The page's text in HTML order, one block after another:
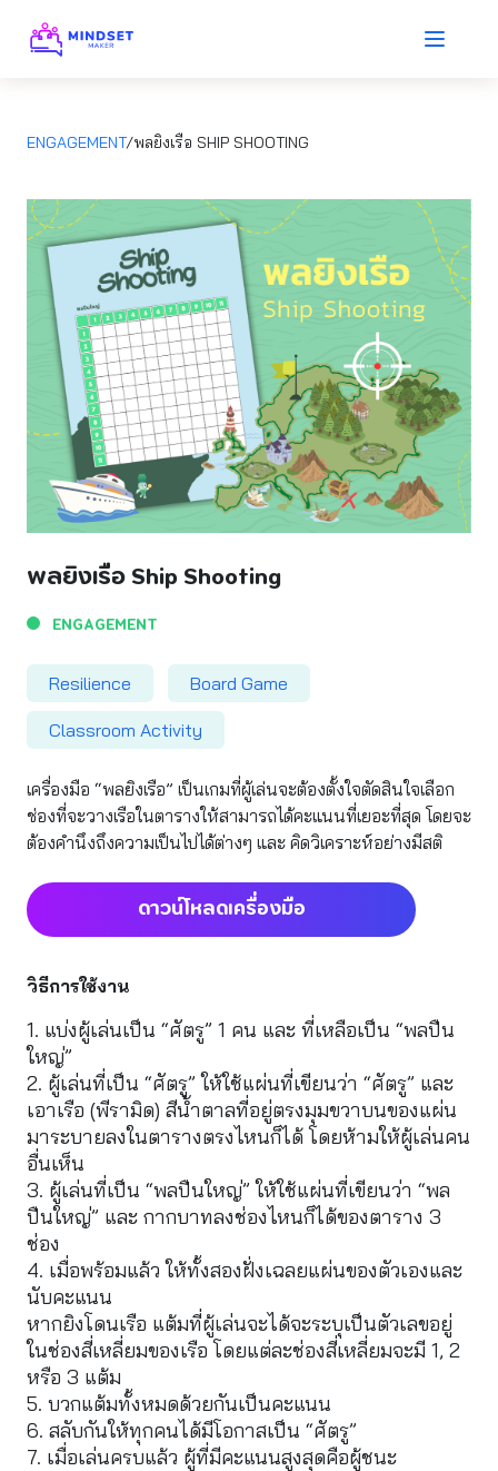
ENGAGEMENT/พลยิงเรือ SHIP SHOOTING
พลยิงเรือ Ship Shooting
ENGAGEMENT
Resilience Board Game
Classroom Activity
เครื่องมือ “พลยิงเรือ” เป็นเกมที่ผู้เล่นจะต้องตั้งใจตัดสินใจเลือก
ช่องที่จะวางเรือในตารางให้สามารถได้คะแนนที่เยอะที่สุด โดยจะ
ต้องคํานึงถึงความเป็นไปได้ต่างๆ และ คิดวิเคราะห์อย่างมีสติ
ดาวน์โหลดเครื่องมือ
วิธีการใช้งาน
1. แบ่งผู้เล่นเป็น “ศัตรู” 1 คน และ ที่เหลือเป็น “พลปืน
ใหญ่”
2. ผู้เล่นที่เป็น “ศัตรู” ให้ใช้แผ่นที่เขียนว่า “ศัตรู” และ
เอาเรือ (พีรามิด) สีนํ้าตาลที่อยู่ตรงมุมขวาบนของแผ่น
มาระบายลงในตารางตรงไหนก็ได้ โดยห้ามให้ผู้เล่นคน
อื่นเห็น
3. ผู้เล่นที่เป็น “พลปืนใหญ่” ให้ใช้แผ่นที่เขียนว่า “พล
ปืนใหญ่” และ กากบาทลงช่องไหนก็ได้ของตาราง 3
ช่อง
4. เมื่อพร้อมแล้ว ให้ทั้งสองฝั่งเฉลยแผ่นของตัวเองและ
นับคะแนน
หากยิงโดนเรือ แต้มที่ผู้เล่นจะได้จะระบุเป็นตัวเลขอยู่
ในช่องสี่เหลี่ยมของเรือ โดยแต่ละช่องสี่เหลี่ยมจะมี 1, 2
หรือ 3 แต้ม
5. บวกแต้มทั้งหมดด้วยกันเป็นคะแนน
6. สลับกันให้ทุกคนได้มีโอกาสเป็น “ศัตรู”
7. เมื่อเล่นครบแล้ว ผู้ที่มีคะแนนสูงสุดคือผู้ชนะ